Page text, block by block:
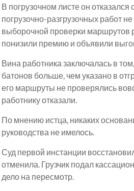
В погрузочном листе он
погрузочно-разгрузочных работ
выборочной проверки маршрутов
понизили премию и объявили
Вина работника заключалась в
батонов больше, чем указано в
его маршруты не проверялись
работнику отказали.
По мнению истца, никаких
руководства не имелось.
Суд первой инстанции
отменила. Грузчик подал
дело на пересмотр.